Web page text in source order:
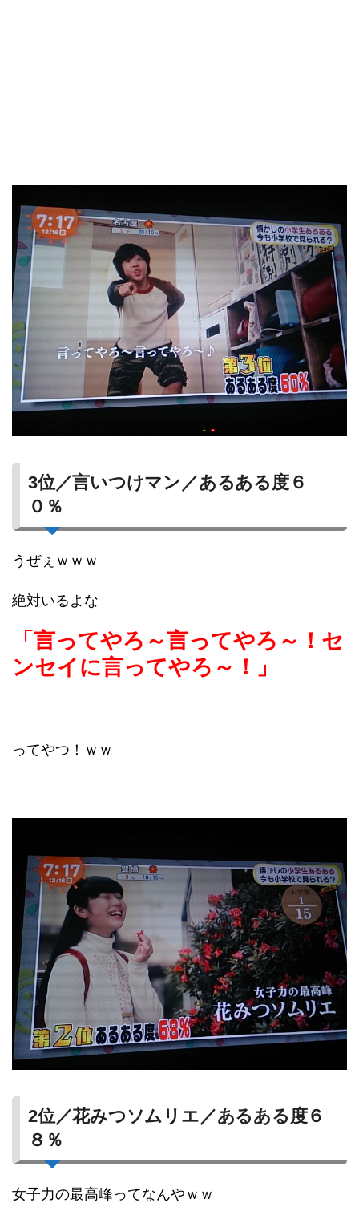
3位／言いつけマン／あるある度６
０％
うぜぇｗｗｗ
絶対いるよな
「言ってやろ～言ってやろ～！セ
ンセイに言ってやろ～！」
ってやつ！ｗｗ
2位／花みつソムリエ／あるある度６
８％
女子力の最高峰ってなんやｗｗ